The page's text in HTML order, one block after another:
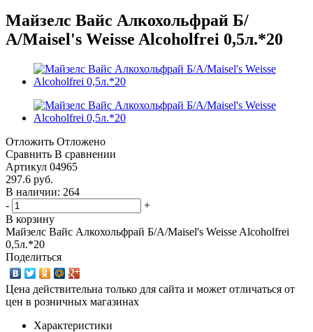
Майзелс Вайс Алкохольфрай Б/
А/Maisel's Weisse Alcoholfrei 0,5л.*20
Отложить Отложено
Сравнить В сравнении
Артикул 04965
297.6 руб.
В наличии: 264
-
+
В корзину
Майзелс Вайс Алкохольфрай Б/А/Maisel's Weisse Alcoholfrei
0,5л.*20
Поделиться
Цена действительна только для сайта и может отличаться от
цен в розничных магазинах
Характеристики